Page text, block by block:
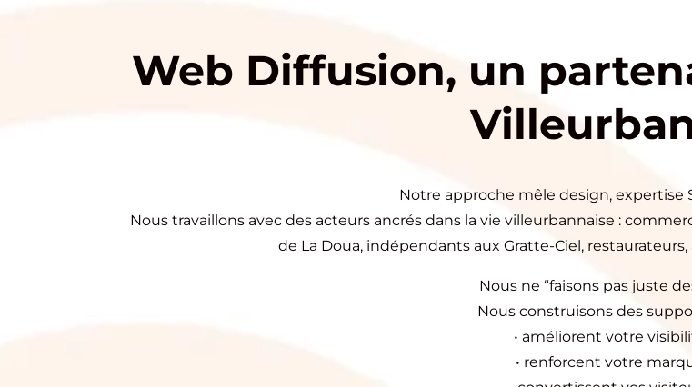
Web Diffusion, un
Notre approche mêle design, expertise
Nous travaillons avec des acteurs ancrés dans la vie villeurbannaise :
de La Doua, indépendants aux Gratte-Ciel,
Nous ne “faisons pas juste
Nous construisons des
• améliorent votre
• renforcent votre